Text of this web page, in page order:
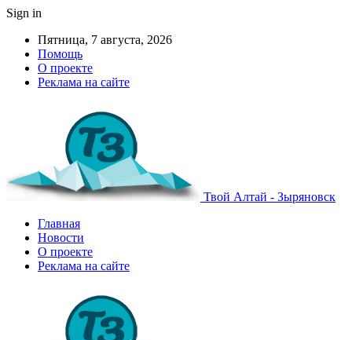
Sign in
Пятница, 7 августа, 2026
Помощь
О проекте
Реклама на сайте
Твой Алтай - Зыряновск
Главная
Новости
О проекте
Реклама на сайте